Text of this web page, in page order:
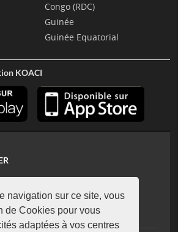
navigation sur ce site, vous
de Cookies pour vous
adaptées à vos centres
Congo (RDC)
Guinée
Guinée Equatorial
KOACI
52 93